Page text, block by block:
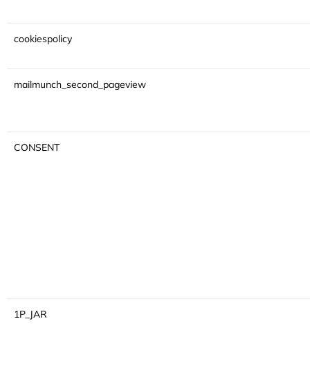
cookiespolicy
mailmunch_second_pageview
CONSENT
1P_JAR